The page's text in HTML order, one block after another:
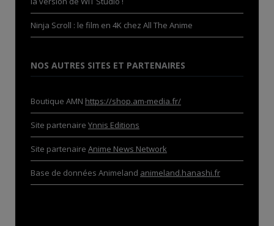
Ninja Scroll : le film en 4K chez All The Anime
NOS AUTRES SITES ET PARTENAIRES
Boutique AMN https://shop.am-media.fr/
Site partenaire Ynnis Editions
Site partenaire Anime News Network
Base de données Animeland animeland.hanashi.fr